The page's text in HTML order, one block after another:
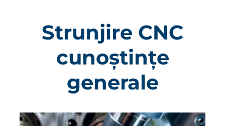
Strunjire CNC
cunoștințe
generale